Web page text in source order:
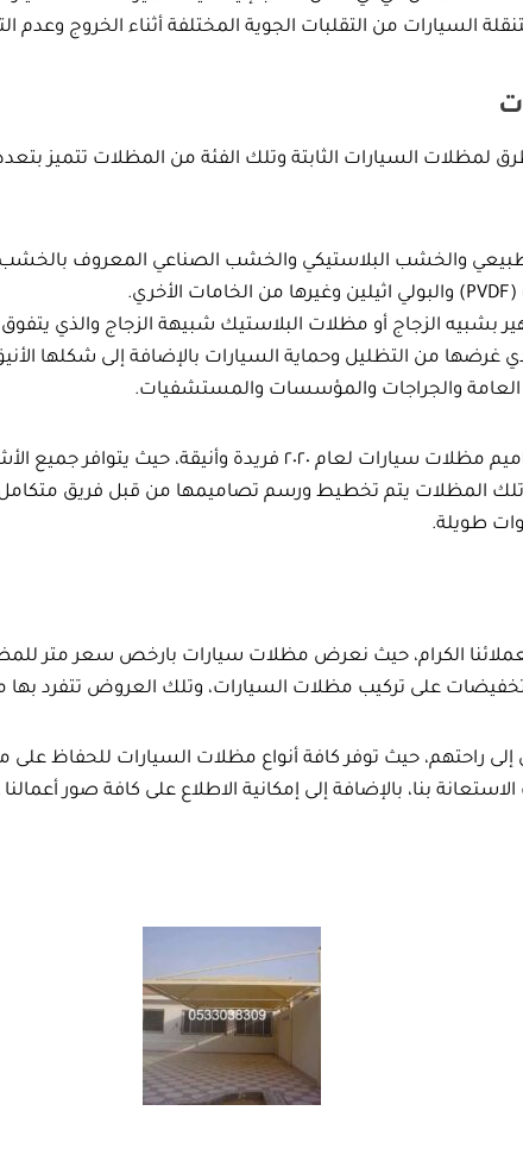
السيارات من التقلبات الجوية المختلفة أثناء الخروج وعدم
لمظلات السيارات الثابتة وتلك الفئة من المظلات تتميز بتعدد
والخشب البلاستيكي والخشب الصناعي المعروف بالخشب
الزجاج أو مظلات البلاستيك شبيهة الزجاج والذي
من التظليل وحماية السيارات بالإضافة إلى شكلها
العامة والجراجات والمؤسسات والمستشفيات.
بالإضافة إلى توفير مؤسستنا لكل تلك الأنواع بأشكال وتصاميم
تلك المظلات يتم تخطيط ورسم تصاميمها من قبل فريق
طويلة.
الكرام، حيث نعرض مظلات سيارات بارخص سعر متر
تخفيضات على تركيب مظلات السيارات، وتلك العروض تتفرد
راحتهم، حيث توفر كافة أنواع مظلات السيارات للحفاظ على
بنا، بالإضافة إلى إمكانية الاطلاع على كافة صور أعمالنا